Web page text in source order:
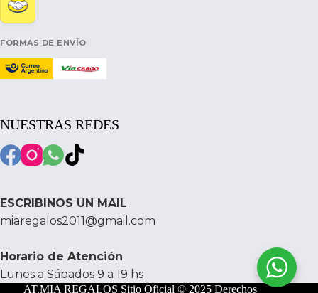
FORMAS DE ENVÍO
NUESTRAS REDES
ESCRIBINOS UN MAIL
miaregalos2011@gmail.com
Horario de Atención
Lunes a Sábados 9 a 19 hs
AT.MIA REGALOS Sitio Oficial © 2025 Derechos